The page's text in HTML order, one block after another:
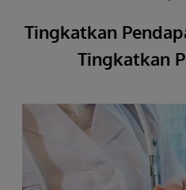
Tingkatkan
Tingkatkan